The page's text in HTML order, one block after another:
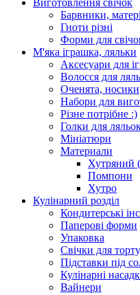
Барвники,
Гноти різні
Форми для
М'яка іграшка, ляльки
Аксесуари для
Волосся для
Оченята, носики
Набори для
Різне потрібне :)
Голки для
Мініатюри
Материали
Хутряний
Помпони
Хутро
Кулінарний розділ
Кондитерські
Паперові форми
Упаковка
Свічки для
Підставки під
Кулінарні
Вайнери